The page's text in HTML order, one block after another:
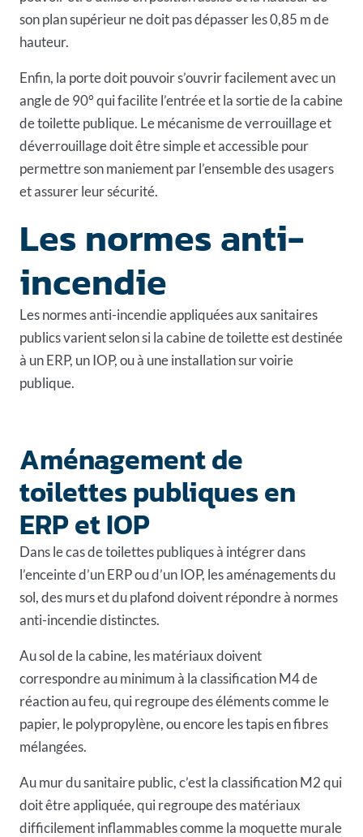
son plan supérieur ne doit pas dépasser les 0,85 m de
hauteur.
Enfin, la porte doit pouvoir s’ouvrir facilement avec un
angle de 90° qui facilite l’entrée et la sortie de la cabine
de toilette publique. Le mécanisme de verrouillage et
déverrouillage doit être simple et accessible pour
permettre son maniement par l’ensemble des usagers
et assurer leur sécurité.
Les normes anti-
incendie
Les normes anti-incendie appliquées aux sanitaires
publics varient selon si la cabine de toilette est destinée
à un ERP, un IOP, ou à une installation sur voirie
publique.
Aménagement de
toilettes publiques en
ERP et IOP
Dans le cas de toilettes publiques à intégrer dans
l’enceinte d’un ERPou d’un IOP, les aménagements du
sol, des murs et du plafond doivent répondre à normes
anti-incendie distinctes.
Au sol de la cabine, les matériaux doivent
correspondre au minimum à la classification M4 de
réaction au feu, qui regroupe des éléments comme le
papier, le polypropylène, ou encore les tapis en fibres
mélangées.
Au mur du sanitaire public, c’est la classification M2 qui
doit être appliquée, qui regroupe des matériaux
difficilement inflammables comme la moquette murale